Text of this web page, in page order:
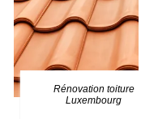
Rénovation toiture
Luxembourg